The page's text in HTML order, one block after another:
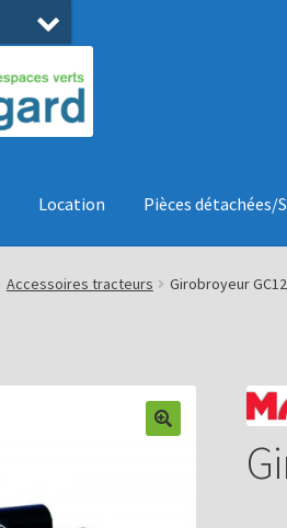
Location Pièces détachées/
Accessoires tracteurs Girobroyeur